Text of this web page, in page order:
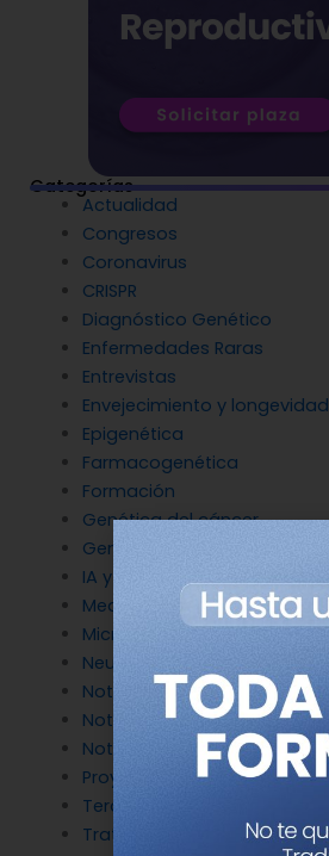
Categorías
Actualidad
Congresos
Coronavirus
CRISPR
Diagnóstico Genético
Enfermedades Raras
Entrevistas
Envejecimiento y longevidad
Epigenética
Farmacogenética
Formación
Genética del cáncer
Genética en Cardiología
IA y Genómica
Medicina Reproductiva
Microbiología molecular
Neurociencia
Noticias de Genotipia
Noticias de investigación
Noticias patrocinadas
Proyectos
Terapia Génica
Tratamientos